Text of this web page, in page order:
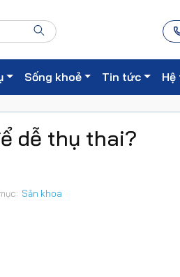
Sống khoẻ Tin tức Hệ
dễ thụ thai?
Sản khoa